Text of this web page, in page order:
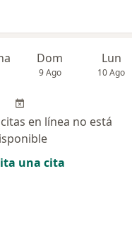
Dom
9 Ago
Lun
10 Ago
en línea no está
una cita